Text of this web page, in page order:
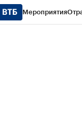
Мероприятия